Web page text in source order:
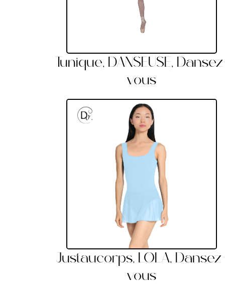
Tunique, DANSEUSE,
vous
Justaucorps, LOLA,
vous